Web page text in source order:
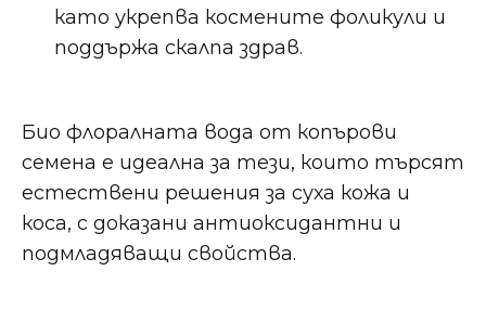
като укрепва космените фоликули и
поддържа скалпа здрав.
Био флоралната вода от копърови
семена е идеална за тези, които търсят
естествени решения за суха кожа и
коса, с доказани антиоксидантни и
подмладяващи свойства.